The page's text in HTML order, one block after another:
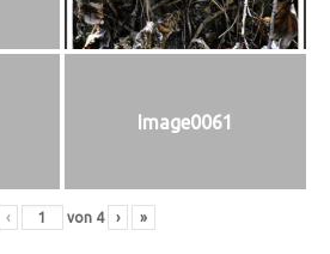
Image0061
‹ von 4 › »